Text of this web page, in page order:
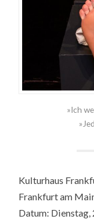
»Ich
Kulturhaus
Frankfurt am
Datum: